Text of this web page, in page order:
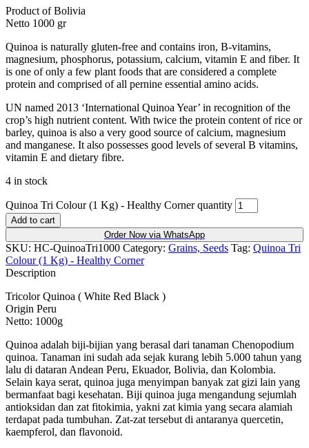
Product of Bolivia
Netto 1000 gr
Quinoa is naturally gluten-free and contains iron, B-vitamins,
magnesium, phosphorus, potassium, calcium, vitamin E and fiber. It
is one of only a few plant foods that are considered a complete
protein and comprised of all pernine essential amino acids.
UN named 2013 ‘International Quinoa Year’ in recognition of the
crop’s high nutrient content. With twice the protein content of rice or
barley, quinoa is also a very good source of calcium, magnesium
and manganese. It also possesses good levels of several B vitamins,
vitamin E and dietary fibre.
4 in stock
Quinoa Tri Colour (1 Kg) - Healthy Corner quantity
Add to cart
Order Now via WhatsApp
SKU: HC-QuinoaTri1000 Category: Grains, Seeds Tag: Quinoa Tri
Colour (1 Kg) - Healthy Corner
Description
Tricolor Quinoa ( White Red Black )
Origin Peru
Netto: 1000g
Quinoa adalah biji-bijian yang berasal dari tanaman Chenopodium
quinoa. Tanaman ini sudah ada sejak kurang lebih 5.000 tahun yang
lalu di dataran Andean Peru, Ekuador, Bolivia, dan Kolombia.
Selain kaya serat, quinoa juga menyimpan banyak zat gizi lain yang
bermanfaat bagi kesehatan. Biji quinoa juga mengandung sejumlah
antioksidan dan zat fitokimia, yakni zat kimia yang secara alamiah
terdapat pada tumbuhan. Zat-zat tersebut di antaranya quercetin,
kaempferol, dan flavonoid.